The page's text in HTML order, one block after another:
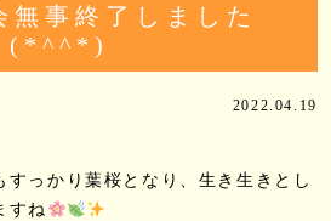
無事終了しました
(*^^*)
2022.04.19
すっかり葉桜となり、生き生きとし
すね